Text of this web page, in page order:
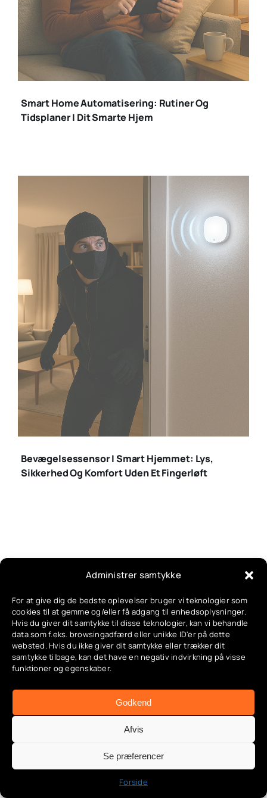
Administrer samtykke
For at give dig de bedste oplevelser bruger vi teknologier som
cookies til at gemme og/eller få adgang til enhedsoplysninger.
Hvis du giver dit samtykke til disse teknologier, kan vi behandle
data som f.eks. browsingadfærd eller unikke ID'er på dette
websted. Hvis du ikke giver dit samtykke eller trækker dit
samtykke tilbage, kan det have en negativ indvirkning på visse
funktioner og egenskaber.
Godkend
Afvis
Se præferencer
Forside
smart home
automatisering
Smart Home Automatisering: Rutiner Og
Tidsplaner I Dit Smarte Hjem
bevægelsessensor
indbrud
Bevægelsessensor I Smart Hjemmet: Lys,
Sikkerhed Og Komfort Uden Et Fingerløft
Du vil måske også synes om
disse artikler
SmartLife App Guide: Komplet
Guide Til Scenarier Og
Tidsplaner I Dit Smarte Hjem
App & automatisering,Automatiseringer
Google & Alexa integration,Opsætning & installation,